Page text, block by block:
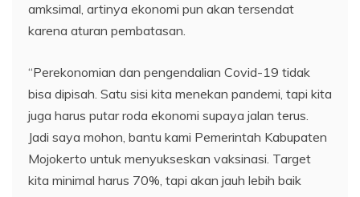
amksimal, artinya ekonomi pun akan tersendat
karena aturan pembatasan.
“Perekonomian dan pengendalian Covid-19 tidak
bisa dipisah. Satu sisi kita menekan pandemi, tapi kita
juga harus putar roda ekonomi supaya jalan terus.
Jadi saya mohon, bantu kami Pemerintah Kabupaten
Mojokerto untuk menyukseskan vaksinasi. Target
kita minimal harus 70%, tapi akan jauh lebih baik